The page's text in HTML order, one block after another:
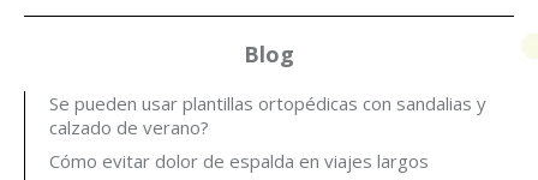
Blog
Se pueden usar plantillas ortopédicas con sandalias y
calzado de verano?
Cómo evitar dolor de espalda en viajes largos